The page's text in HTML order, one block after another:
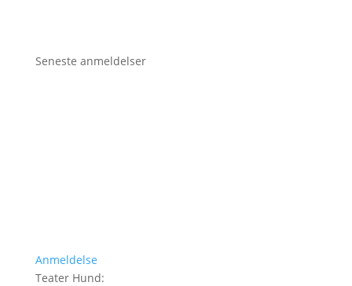
Seneste anmeldelser
Anmeldelse
Teater Hund: